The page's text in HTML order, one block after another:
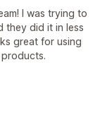
I was trying to
they did it in less
great for using